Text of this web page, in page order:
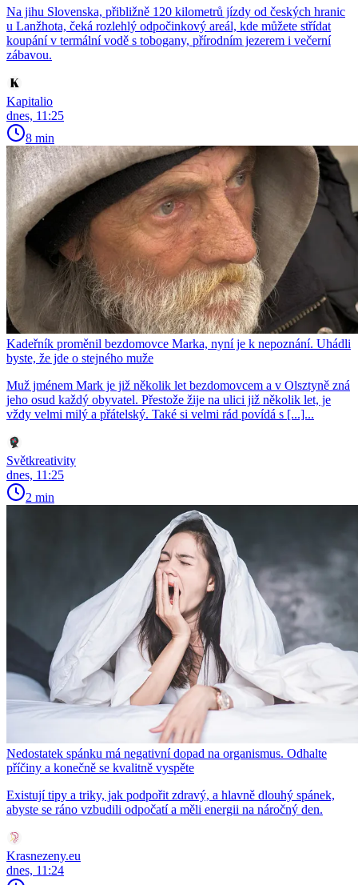
Na jihu Slovenska, přibližně 120 kilometrů jízdy od českých hranic
u Lanžhota, čeká rozlehlý odpočinkový areál, kde můžete střídat
koupání v termální vodě s tobogany, přírodním jezerem i večerní
zábavou.
Kapitalio
dnes, 11:25
8 min
Kadeřník proměnil bezdomovce Marka, nyní je k nepoznání. Uhádli
byste, že jde o stejného muže
Muž jménem Mark je již několik let bezdomovcem a v Olsztyně zná
jeho osud každý obyvatel. Přestože žije na ulici již několik let, je
vždy velmi milý a přátelský. Také si velmi rád povídá s [...]...
Světkreativity
dnes, 11:25
2 min
Nedostatek spánku má negativní dopad na organismus. Odhalte
příčiny a konečně se kvalitně vyspěte
Existují tipy a triky, jak podpořit zdravý, a hlavně dlouhý spánek,
abyste se ráno vzbudili odpočatí a měli energii na náročný den.
Krasnezeny.eu
dnes, 11:24